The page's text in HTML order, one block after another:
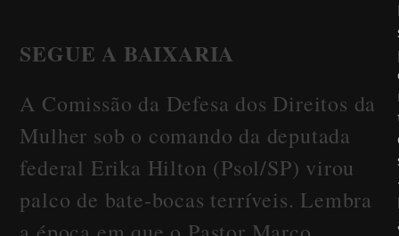
SEGUE A BAIXARIA
A Comissão da Defesa dos Direitos da
Mulher sob o comando da deputada
federal Erika Hilton (Psol/SP) virou
palco de bate-bocas terríveis. Lembra